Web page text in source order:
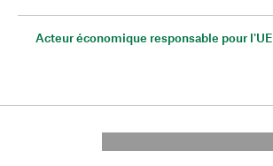
Acteur économique responsable pour l'UE